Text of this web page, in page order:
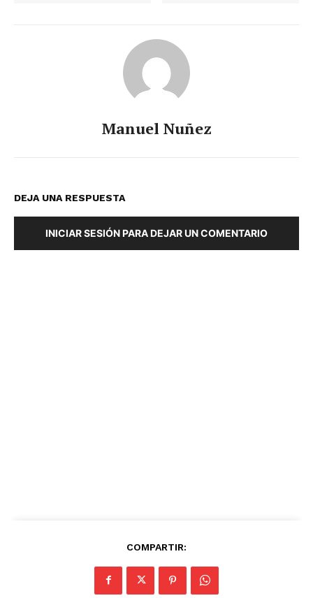
Manuel Nuñez
DEJA UNA RESPUESTA
INICIAR SESIÓN PARA DEJAR UN COMENTARIO
COMPARTIR: